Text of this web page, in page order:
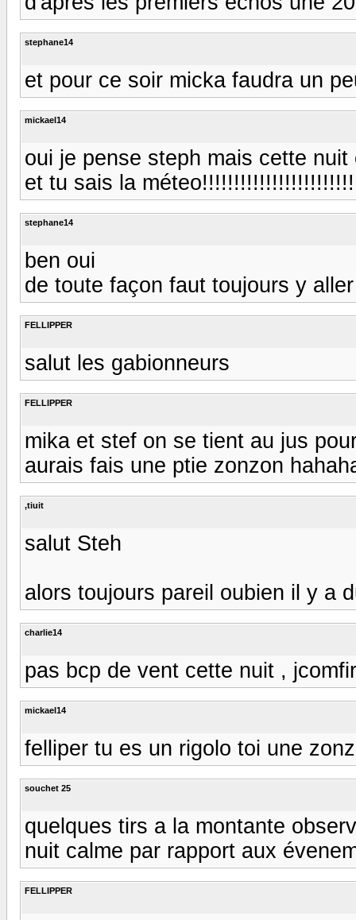
stephane14
et pour ce soir micka faudra un
mickael14
oui je pense steph mais cette
et tu sais la
stephane14
ben oui
de toute façon faut toujours y
FELLIPPER
salut les gabionneurs
FELLIPPER
mika et stef on se tient au jus
aurais fais une ptie zonzon
,tiuit
salut Steh
alors toujours pareil oubien il y a
charlie14
pas bcp de vent cette nuit ,
mickael14
felliper tu es un rigolo toi une
souchet 25
quelques tirs a la montante
nuit calme par rapport aux
FELLIPPER